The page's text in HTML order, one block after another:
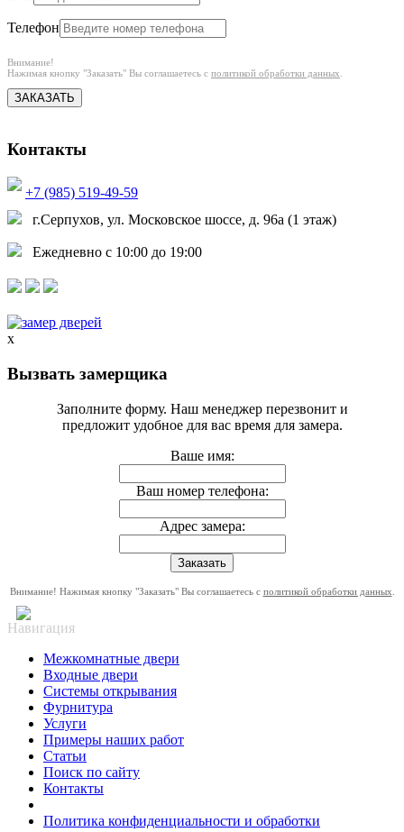
Телефон
Внимание!
Нажимая кнопку "Заказать" Вы соглашаетесь с политикой обработки данных
ЗАКАЗАТЬ
Контакты
+7 (985) 519-49-59
г.Серпухов, ул. Московское шоссе, д. 96а (1 этаж)
Ежедневно с 10:00 до 19:00
x
Вызвать замерщика
Заполните форму. Наш менеджер перезвонит и
предложит удобное для вас время для замера.
Ваше имя:
Ваш номер телефона:
Адрес замера:
Внимание! Нажимая кнопку "Заказать" Вы соглашаетесь с политикой обработки данных
Навигация
Межкомнатные двери
Входные двери
Системы открывания
Фурнитура
Услуги
Примеры наших работ
Статьи
Поиск по сайту
Контакты
Политика конфиденциальности и обработки